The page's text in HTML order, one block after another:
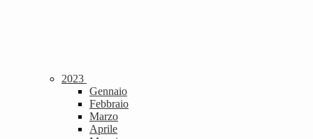
2023
Gennaio
Febbraio
Marzo
Aprile